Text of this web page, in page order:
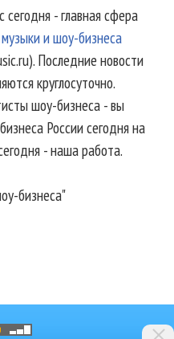
- главная сфера
и шоу-бизнеса
Последние новости
круглосуточно.
шоу-бизнеса - вы
России сегодня на
- наша работа.
бизнеса"